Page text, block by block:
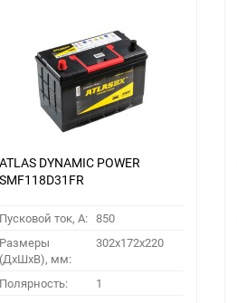
ATLAS DYNAMIC POWER
SMF118D31FR
Пусковой ток, A: 850
Размеры
(ДхШхВ), мм:
302x172x220
Полярность: 1